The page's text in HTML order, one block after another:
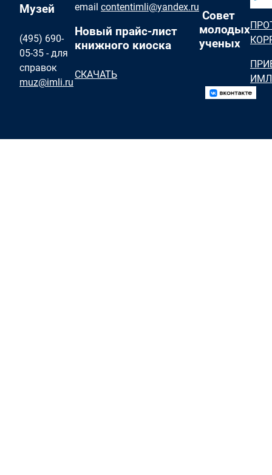
Музей
(495) 690-
05-35 - для
справок
muz@imli.ru
email contentimli@yandex.ru
Новый прайс-лист
книжного киоска
СКАЧАТЬ
Совет
молодых
ученых